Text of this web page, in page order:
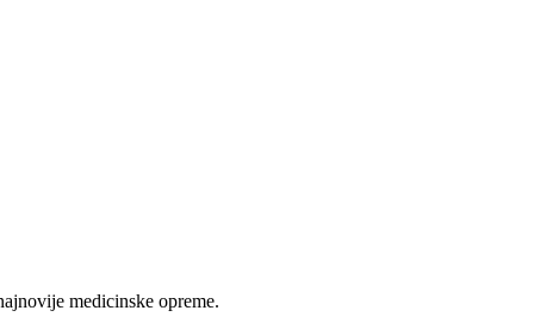
medicinske opreme.